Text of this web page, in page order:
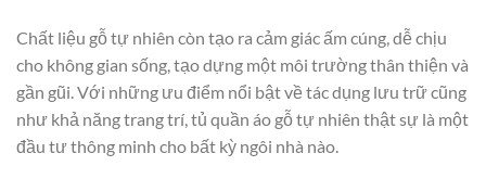
Chất liệu gỗ tự nhiên còn tạo ra cảm giác ấm cúng, dễ chịu
cho không gian sống, tạo dựng một môi trường thân thiện và
gần gũi. Với những ưu điểm nổi bật về tác dụng lưu trữ cũng
như khả năng trang trí, tủ quần áo gỗ tự nhiên thật sự là một
đầu tư thông minh cho bất kỳ ngôi nhà nào.